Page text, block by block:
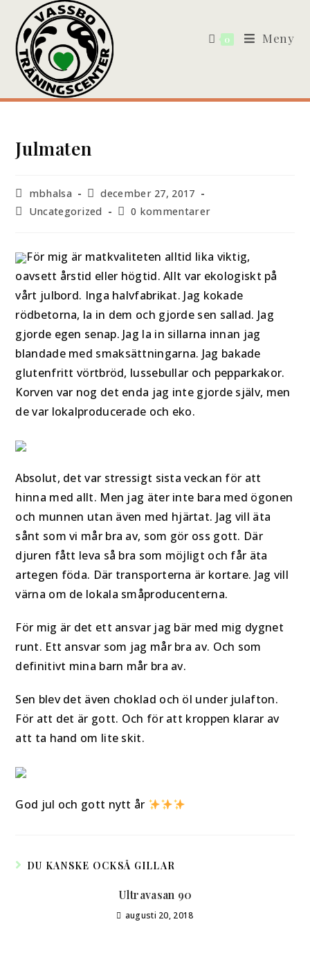
0 Meny
Julmaten
mbhalsa
december 27, 2017
Uncategorized
0 kommentarer
För mig är matkvaliteten alltid lika viktig,
oavsett årstid eller högtid. Allt var ekologiskt på
vårt julbord. Inga halvfabrikat. Jag kokade
rödbetorna, la in dem och gjorde sen sallad. Jag
gjorde egen senap. Jag la in sillarna innan jag
blandade med smaksättningarna. Jag bakade
glutenfritt vörtbröd, lussebullar och pepparkakor.
Korven var nog det enda jag inte gjorde själv, men
de var lokalproducerade och eko.
Absolut, det var stressigt sista veckan för att
hinna med allt. Men jag äter inte bara med ögonen
och munnen utan även med hjärtat. Jag vill äta
sånt som vi mår bra av, som gör oss gott. Där
djuren fått leva så bra som möjligt och får äta
artegen föda. Där transporterna är kortare. Jag vill
värna om de lokala småproducenterna.
För mig är det ett ansvar jag bär med mig dygnet
runt. Ett ansvar som jag mår bra av. Och som
definitivt mina barn mår bra av.
Sen blev det även choklad och öl under julafton.
För att det är gott. Och för att kroppen klarar av
att ta hand om lite skit.
God jul och gott nytt år
DU KANSKE OCKSÅ GILLAR
Ultravasan 90
augusti 20, 2018